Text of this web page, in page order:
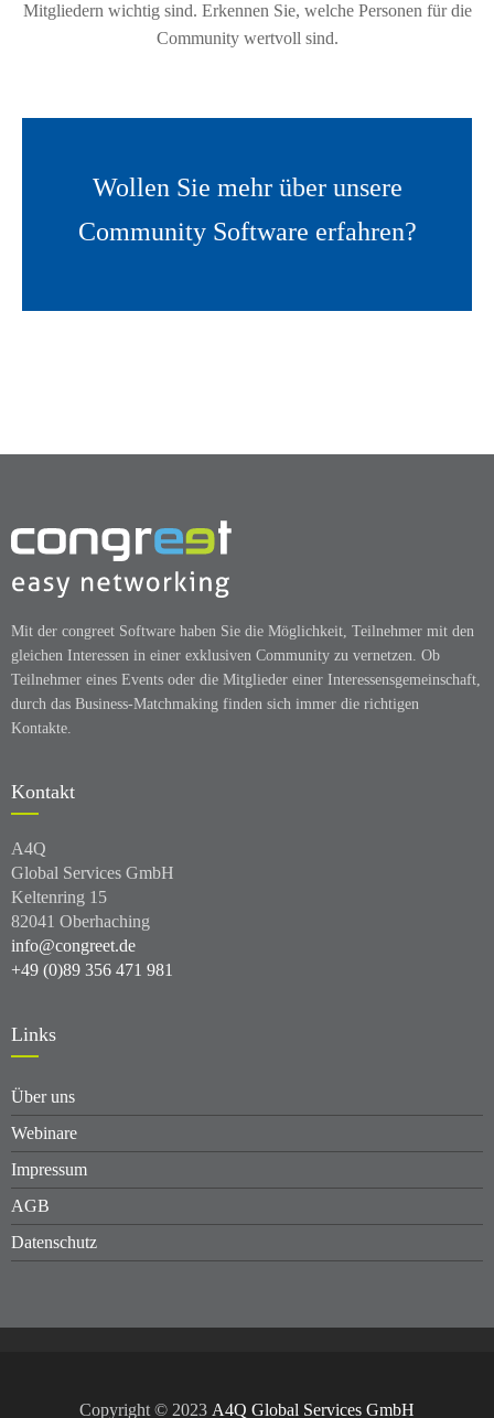
Mitgliedern wichtig sind. Erkennen Sie, welche Personen für die
Community wertvoll sind.
Wollen Sie mehr über unsere
Community Software erfahren?
Mit der congreet Software haben Sie die Möglichkeit, Teilnehmer mit den
gleichen Interessen in einer exklusiven Community zu vernetzen. Ob
Teilnehmer eines Events oder die Mitglieder einer Interessensgemeinschaft,
durch das Business-Matchmaking finden sich immer die richtigen
Kontakte.
Kontakt
A4Q
Global Services GmbH
Keltenring 15
82041 Oberhaching
info@congreet.de
+49 (0)89 356 471 981
Links
Über uns
Webinare
Impressum
AGB
Datenschutz
Copyright © 2023 A4Q Global Services GmbH